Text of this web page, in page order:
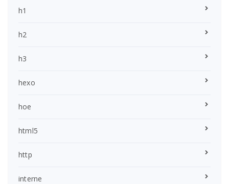
h1
h2
h3
hexo
hoe
html5
http
interne